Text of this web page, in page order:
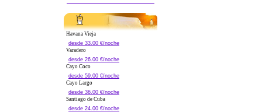
Havana Vieja
desde 33.00 €/noche
Varadero
desde 26.00 €/noche
Cayo Coco
desde 59.00 €/noche
Cayo Largo
desde 36.00 €/noche
Santiago de Cuba
desde 24.00 €/noche